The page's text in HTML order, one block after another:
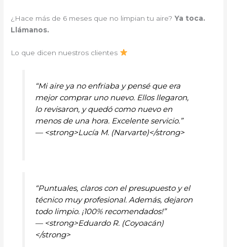
¿Hace más de 6 meses que no limpian tu aire?Ya toca.
Llámanos.
Lo que dicen nuestros clientes
“Mi aire ya no enfriaba y pensé que era
mejor comprar uno nuevo. Ellos llegaron,
lo revisaron, y quedó como nuevo en
menos de una hora. Excelente servicio.”
— <strong>Lucía M. (Narvarte)</strong>
“Puntuales, claros con el presupuesto y el
técnico muy profesional. Además, dejaron
todo limpio. ¡100% recomendados!”
— <strong>Eduardo R. (Coyoacán)
</strong>